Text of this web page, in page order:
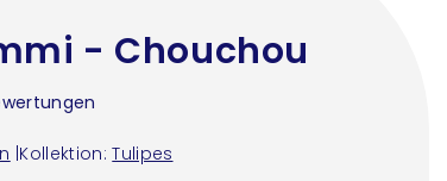
- Chouchou
Kollektion: Tulipes